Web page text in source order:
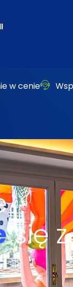
w cenie
się z
raportów Syrve
a wsparcie